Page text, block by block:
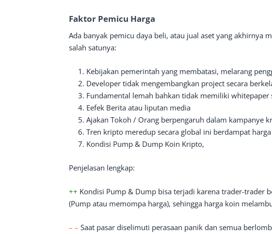
Faktor Pemicu Harga
Ada banyak pemicu daya beli, atau jual aset yang akhirnya
salah satunya:
Kebijakan pemerintah yang membatasi, melarang
Developer tidak mengembangkan project secara
Fundamental lemah bahkan tidak memiliki whitepaper
Eefek Berita atau liputan media
Ajakan Tokoh / Orang berpengaruh dalam kampanye
Tren kripto meredup secara global ini berdampat
Kondisi Pump & Dump Koin Kripto,
Penjelasan lengkap:
++ Kondisi Pump & Dump bisa terjadi karena trader-trader
(Pump atau memompa harga), sehingga harga koin
– – Saat pasar diselimuti perasaan panik dan semua